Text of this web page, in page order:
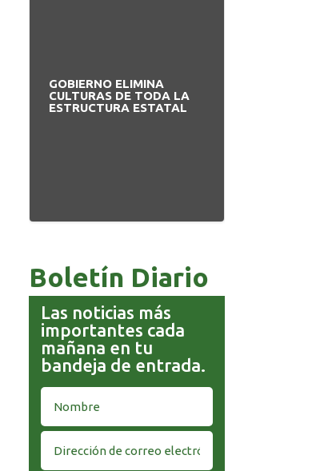
GOBIERNO ELIMINA
CULTURAS DE TODA LA
ESTRUCTURA ESTATAL
Boletín Diario
Las noticias más
importantes cada
mañana en tu
bandeja de entrada.